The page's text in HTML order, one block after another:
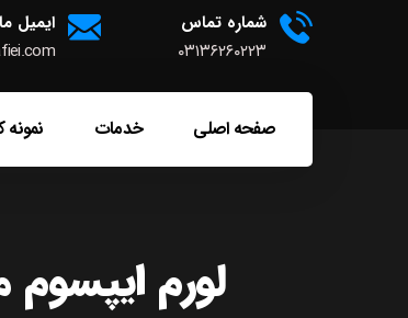
شماره تماس
۰۳۱۳۶۲۶۰۲۲۳
ایمیل ما
صفحه اصلی خدمات نمونه
لورم